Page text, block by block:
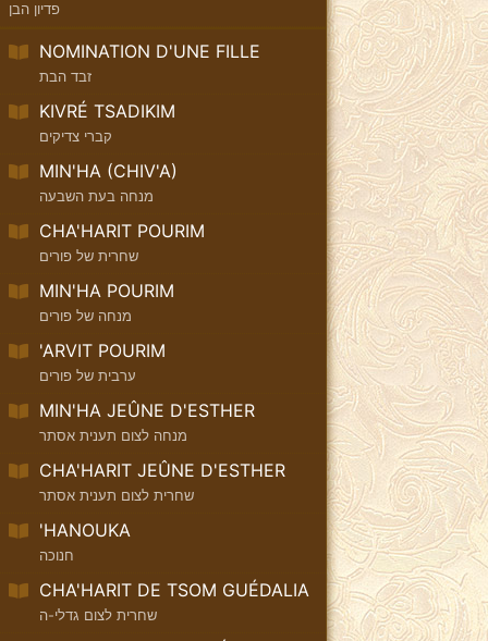
פדיון הבן
NOMINATION D'UNE FILLE
זבד הבת
KIVRÉ TSADIKIM
קברי צדיקים
MIN'HA (CHIV'A)
מנחה בעת השבעה
CHA'HARIT POURIM
שחרית של פורים
MIN'HA POURIM
מנחה של פורים
'ARVIT POURIM
ערבית של פורים
MIN'HA JEÛNE D'ESTHER
מנחה לצום תענית אסתר
CHA'HARIT JEÛNE D'ESTHER
שחרית לצום תענית אסתר
'HANOUKA
חנוכה
CHA'HARIT DE TSOM GUÉDALIA
שחרית לצום גדלי-ה